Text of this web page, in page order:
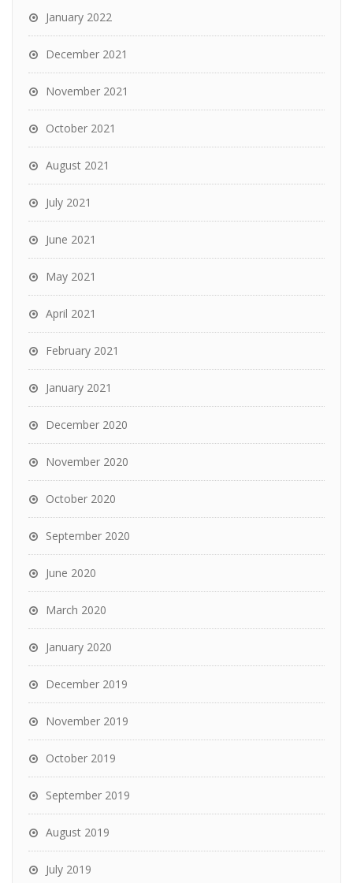
January 2022
December 2021
November 2021
October 2021
August 2021
July 2021
June 2021
May 2021
April 2021
February 2021
January 2021
December 2020
November 2020
October 2020
September 2020
June 2020
March 2020
January 2020
December 2019
November 2019
October 2019
September 2019
August 2019
July 2019